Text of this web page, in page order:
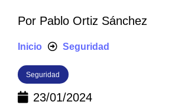
Por Pablo Ortiz Sánchez
Inicio Seguridad
Seguridad
23/01/2024